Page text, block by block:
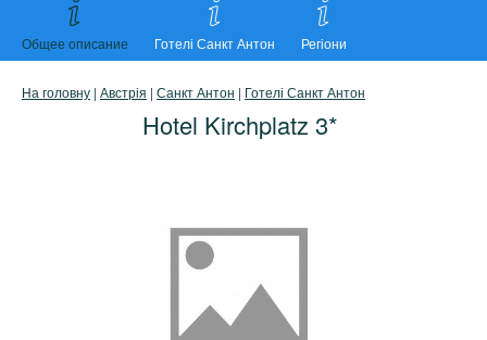
Общее описание Готелі Санкт Антон Регіони
На головну | Австрія | Санкт Антон | Готелі Санкт Антон
Hotel Kirchplatz 3*